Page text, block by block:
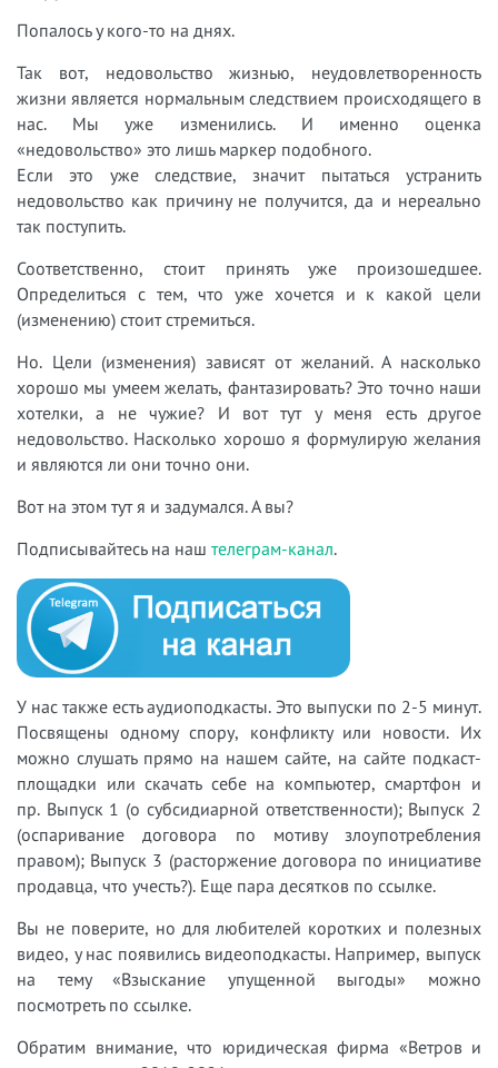
Попалось у кого-то на днях.
Так вот, недовольство жизнью, неудовлетворенность
жизни является нормальным следствием происходящего в
нас. Мы уже изменились. И именно оценка
«недовольство» это лишь маркер подобного.
Если это уже следствие, значит пытаться устранить
недовольство как причину не получится, да и нереально
так поступить.
Соответственно, стоит принять уже произошедшее.
Определиться с тем, что уже хочется и к какой цели
(изменению) стоит стремиться.
Но. Цели (изменения) зависят от желаний. А насколько
хорошо мы умеем желать, фантазировать? Это точно наши
хотелки, а не чужие? И вот тут у меня есть другое
недовольство. Насколько хорошо я формулирую желания
и являются ли они точно они.
Вот на этом тут я и задумался. А вы?
Подписывайтесь на наш телеграм-канал.
У нас также есть аудиоподкасты. Это выпуски по 2-5 минут.
Посвящены одному спору, конфликту или новости. Их
можно слушать прямо на нашем сайте, на сайте подкаст-
площадки или скачать себе на компьютер, смартфон и
пр. Выпуск 1 (о субсидиарной ответственности); Выпуск 2
(оспаривание договора по мотиву злоупотребления
правом); Выпуск 3 (расторжение договора по инициативе
продавца, что учесть?). Еще пара десятков по ссылке.
Вы не поверите, но для любителей коротких и полезных
видео, у нас появились видеоподкасты. Например, выпуск
на тему «Взыскание упущенной выгоды» можно
посмотреть по ссылке.
Обратим внимание, что юридическая фирма «Ветров и